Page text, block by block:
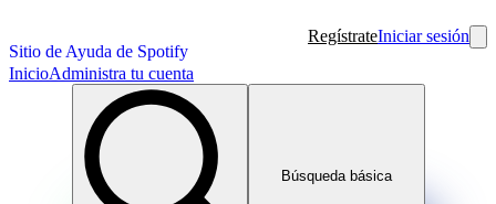
Sitio de Ayuda de Spotify
RegístrateIniciar sesión
InicioAdministra tu cuenta
Búsqueda básica